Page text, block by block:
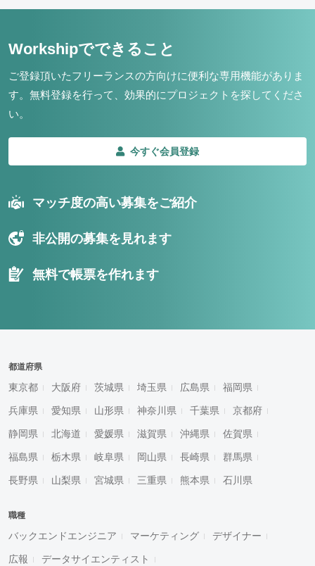
Workshipでできること
ご登録頂いたフリーランスの方向けに便利な専用機能がありま
す。 無料登録を行って、効果的にプロジェクトを探してくださ
い。
今すぐ会員登録
マッチ度の高い募集をご紹介
非公開の募集を見れます
無料で帳票を作れます
都道府県
東京都 大阪府 茨城県 埼玉県 広島県 福岡県
兵庫県 愛知県 山形県 神奈川県 千葉県 京都府
静岡県 北海道 愛媛県 滋賀県 沖縄県 佐賀県
福島県 栃木県 岐阜県 岡山県 長崎県 群馬県
長野県 山梨県 宮城県 三重県 熊本県 石川県
職種
バックエンドエンジニア マーケティング デザイナー
広報 データサイエンティスト